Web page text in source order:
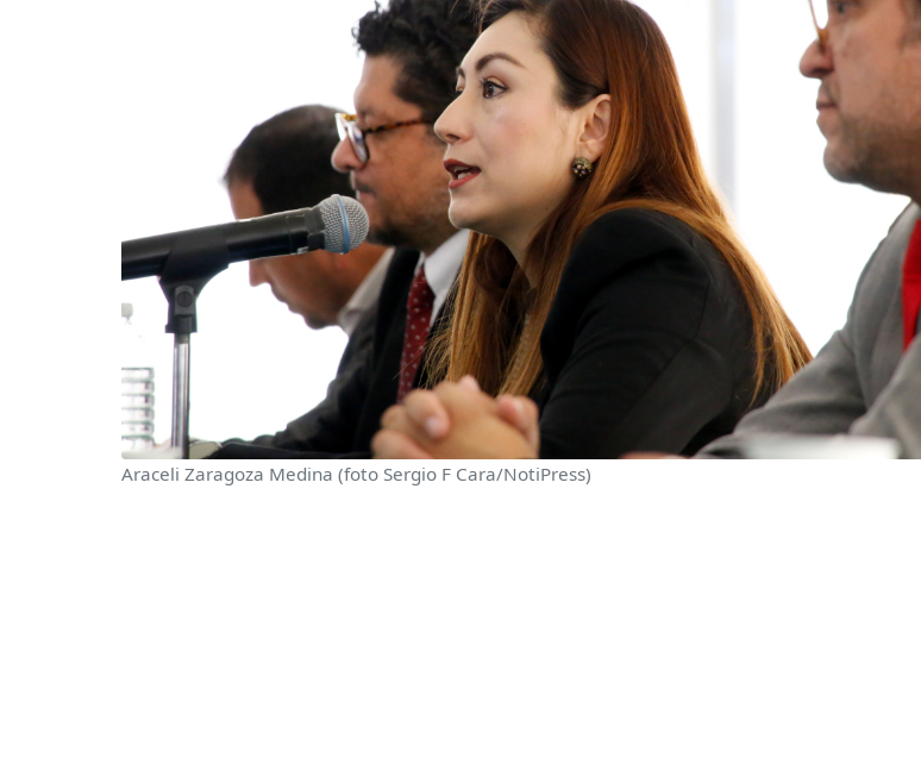
Araceli Zaragoza Medina (foto Sergio F Cara/NotiPress)